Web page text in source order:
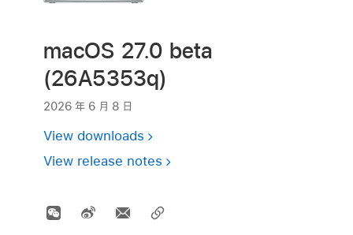
macOS 27.0 beta
(26A5353q)
2026 年 6 月 8 日
View downloads
View release notes